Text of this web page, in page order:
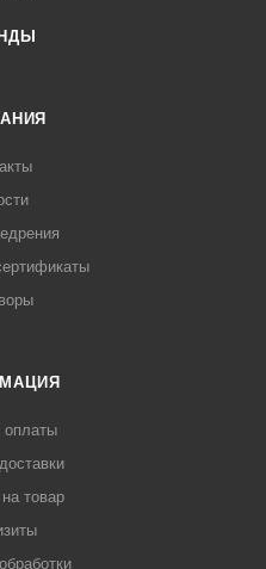
оплаты
на товар